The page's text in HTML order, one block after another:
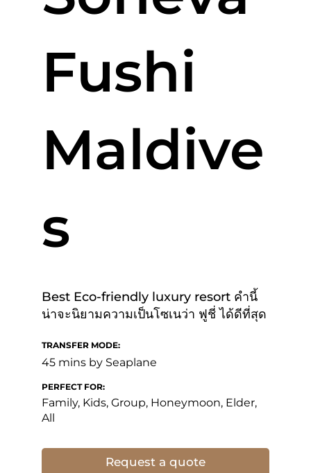
Best Eco-friendly luxury resort คำนี้
น่าจะนิยามความเป็นโซเนว่า ฟูชี่ ได้ดีที่สุด
Fushi
Maldive
s
Request a quote
45 mins by Seaplane
TRANSFER MODE:
Family, Kids, Group, Honeymoon, Elder,
All
PERFECT FOR: